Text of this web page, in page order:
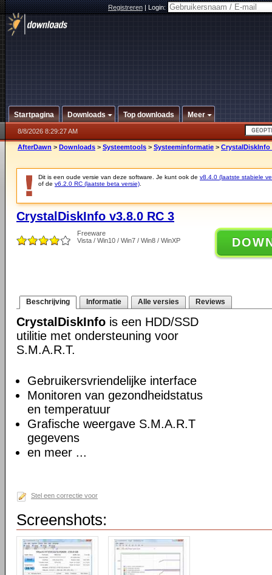
Registreren|Login:
Startpagina Downloads Top downloads Meer
8/8/2026 8:29:27 AM
AfterDawn > Downloads > Systeemtools > Systeeminformatie > CrystalDiskInfo
Dit is een oude versie van deze software. Je kunt ook de v8.4.0 (laatste stabiele
of de v6.2.0 RC (laatste beta versie)
CrystalDiskInfo v3.8.0 RC 3
Freeware
Vista / Win10 / Win7 / Win8 / WinXP
Beschrijving Informatie Alle versies Reviews
CrystalDiskInfo is een HDD/SSD
utilitie met ondersteuning voor
S.M.A.R.T.
Gebruikersvriendelijke interface
Monitoren van gezondheidstatus
en temperatuur
Grafische weergave S.M.A.R.T
gegevens
en meer ...
Stel een correctie voor
Screenshots: